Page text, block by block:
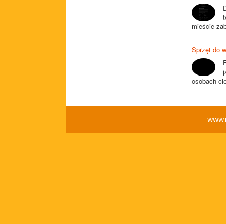
mieście
Sprzęt do
osobach